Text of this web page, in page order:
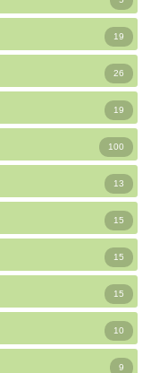
19
26
19
100
13
15
15
15
10
9